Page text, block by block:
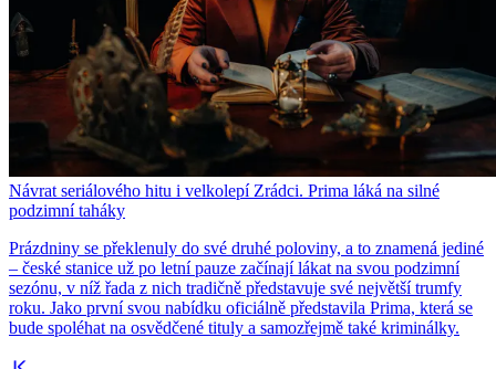
Návrat seriálového hitu i velkolepí Zrádci. Prima láká na silné
podzimní taháky
Prázdniny se překlenuly do své druhé poloviny, a to znamená jediné
– české stanice už po letní pauze začínají lákat na svou podzimní
sezónu, v níž řada z nich tradičně představuje své největší trumfy
roku. Jako první svou nabídku oficiálně představila Prima, která se
bude spoléhat na osvědčené tituly a samozřejmě také kriminálky.